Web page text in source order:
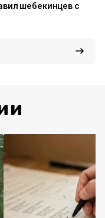
шебекинцев с